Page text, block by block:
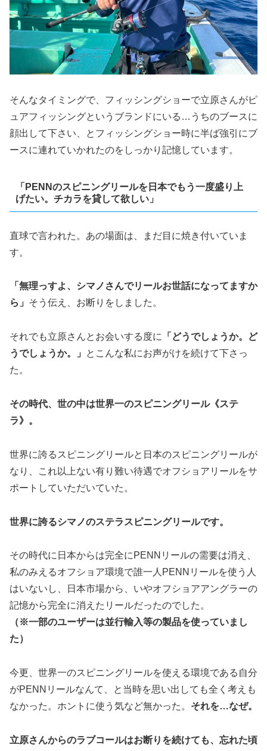
そんなタイミングで、フィッシングショーで立原さんがピ
ュアフィッシングというブランドにいる…うちのブースに
顔出して下さい、とフィッシングショー時に半ば強引にブ
ースに連れていかれたのをしっかり記憶しています。
「PENNのスピニングリールを日本でもう一度盛り上
げたい。チカラを貸して欲しい」
直球で言われた。あの場面は、まだ目に焼き付いていま
す。
「無理っすよ、シマノさんでリールお世話になってますか
ら」 そう伝え、お断りをしました。
それでも立原さんとお会いする度に
「どうでしょうか。ど
うでしょうか。」
とこんな私にお声がけを続けて下さっ
た。
その時代、世の中は世界一のスピニングリール《ステ
ラ》。
世界に誇るスピニングリールと日本のスピニングリールが
なり、これ以上ない有り難い待遇でオフショアリールをサ
ポートしていただいていた。
世界に誇るシマノのステラスピニングリールです。
その時代に日本からは完全にPENNリールの需要は消え、
私のみえるオフショア環境で誰一人PENNリールを使う人
はいないし、日本市場から、いやオフショアアングラーの
記憶から完全に消えたリールだったのでした。
（※一部のユーザーは並行輸入等の製品を使っていまし
た）
今更、世界一のスピニングリールを使える環境である自分
がPENNリールなんて、と当時を思い出しても全く考えも
なかった。ホントに使う気など無かった。 それを…なぜ。
立原さんからのラブコールはお断りを続けても、忘れた頃